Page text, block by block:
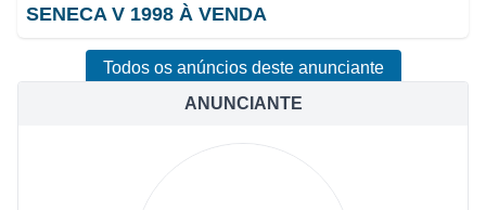
ANUNCIANTE
SENECA V 1998 À VENDA
Todos os anúncios deste anunciante